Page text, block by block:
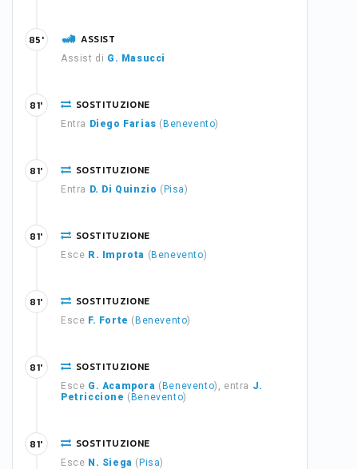
ASSIST
Assist di G. Masucci
85'
SOSTITUZIONE
Entra Diego Farias ( Benevento)
81'
SOSTITUZIONE
Entra D. Di Quinzio ( Pisa)
81'
SOSTITUZIONE
Esce R. Improta ( Benevento)
81'
SOSTITUZIONE
Esce F. Forte ( Benevento)
81'
SOSTITUZIONE
Esce G. Acampora ( Benevento), entra J.
Petriccione ( Benevento)
81'
SOSTITUZIONE
Esce N. Siega ( Pisa)
81'